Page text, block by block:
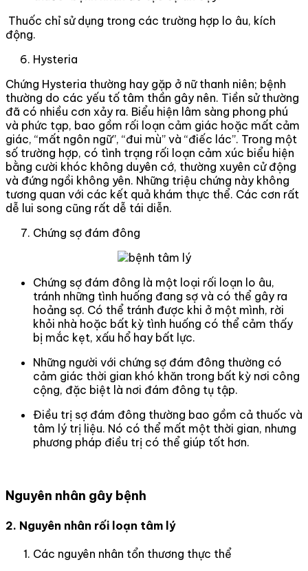
Thuốc chỉ sử dụng trong các trường hợp lo âu, kích
động.
Hysteria
Chứng Hysteria thường hay gặp ở nữ thanh niên; bệnh
thường do các yếu tố tâm thần gây nên. Tiền sử thường
đã có nhiều cơn xảy ra. Biểu hiện lâm sàng phong phú
và phức tạp, bao gồm rối loạn cảm giác hoặc mất cảm
giác, “mất ngôn ngữ”, “đui mù” và “điếc lác”. Trong một
số trường hợp, có tình trạng rối loạn cảm xúc biểu hiện
bằng cười khóc không duyên cớ, thường xuyên cử động
và đứng ngồi không yên. Những triệu chứng này không
tương quan với các kết quả khám thực thể. Các cơn rất
dễ lui song cũng rất dễ tái diễn.
Chứng sợ đám đông
Chứng sợ đám đông là một loại rối loạn lo âu,
tránh những tình huống đang sợ và có thể gây ra
hoảng sợ. Có thể tránh được khi ở một mình, rời
khỏi nhà hoặc bất kỳ tình huống có thể cảm thấy
bị mắc kẹt, xấu hổ hay bất lực.
Những người với chứng sợ đám đông thường có
cảm giác thời gian khó khăn trong bất kỳ nơi công
cộng, đặc biệt là nơi đám đông tụ tập.
Điều trị sợ đám đông thường bao gồm cả thuốc và
tâm lý trị liệu. Nó có thể mất một thời gian, nhưng
phương pháp điều trị có thể giúp tốt hơn.
Nguyên nhân gây bệnh
2. Nguyên nhân rối loạn tâm lý
Các nguyên nhân tổn thương thực thể